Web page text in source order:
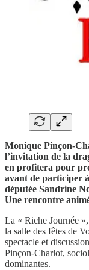
Monique Pinçon-
l’invitation de la
en profitera pour
avant de participer
députée Sandrine
Une rencontre
La « Riche Journée
la salle des fêtes de
spectacle et
Pinçon-Charlot,
dominantes.